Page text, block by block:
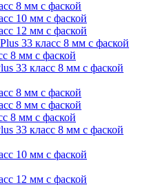
8 мм с фаской
10 мм с фаской
12 мм с фаской
33 класс 8 мм с фаской
8 мм с фаской
33 класс 8 мм с фаской
8 мм с фаской
8 мм с фаской
8 мм с фаской
33 класс 8 мм с фаской
10 мм с фаской
12 мм с фаской